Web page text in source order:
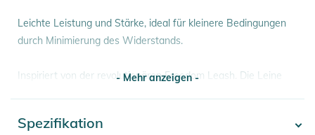
Leichte Leistung und Stärke, ideal für kleinere Bedingungen
durch Minimierung des Widerstands.
Inspiriert von der revolutionären Freedom Leash. Die Leine
Bedingungen ausgelegt ist.
- Mehr anzeigen -
Spezifikation